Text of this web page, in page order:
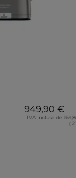
949,90 €
TVA incluse de
(